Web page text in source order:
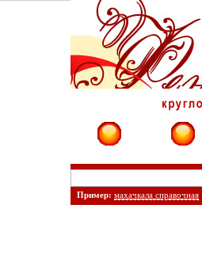
Пример: махачкала справочная